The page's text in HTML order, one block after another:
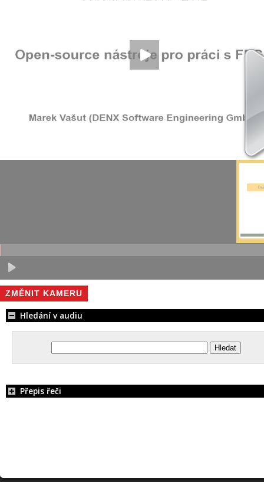
ZMĚNIT KAMERU
Hledání v audiu
Přepis řeči